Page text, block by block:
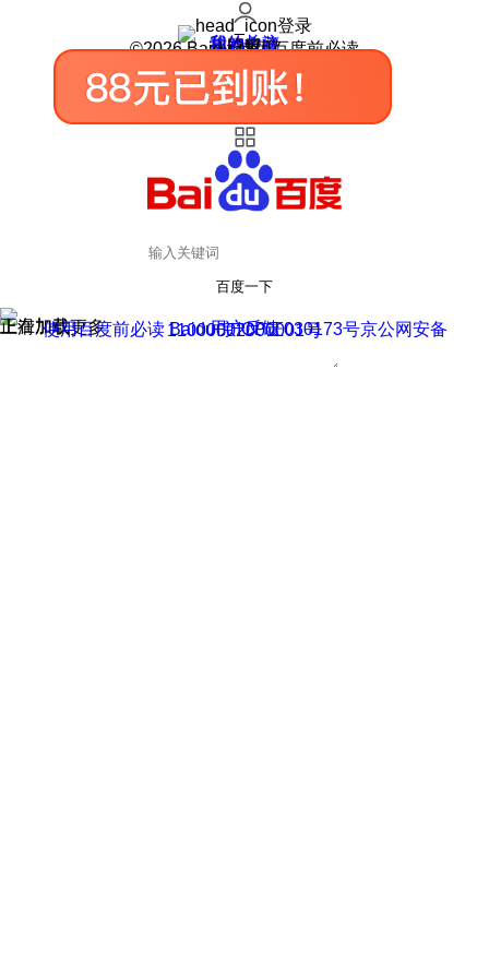
登录
我的关注
我的收藏
皮肤中心
用户反馈
设置
©2026 Baidu 使用百度前必读
百度一下
正在加载
上滑加载更多 用户反馈
使用百度前必读 Baidu 京ICP证030173号
京公网安备11000002000001号